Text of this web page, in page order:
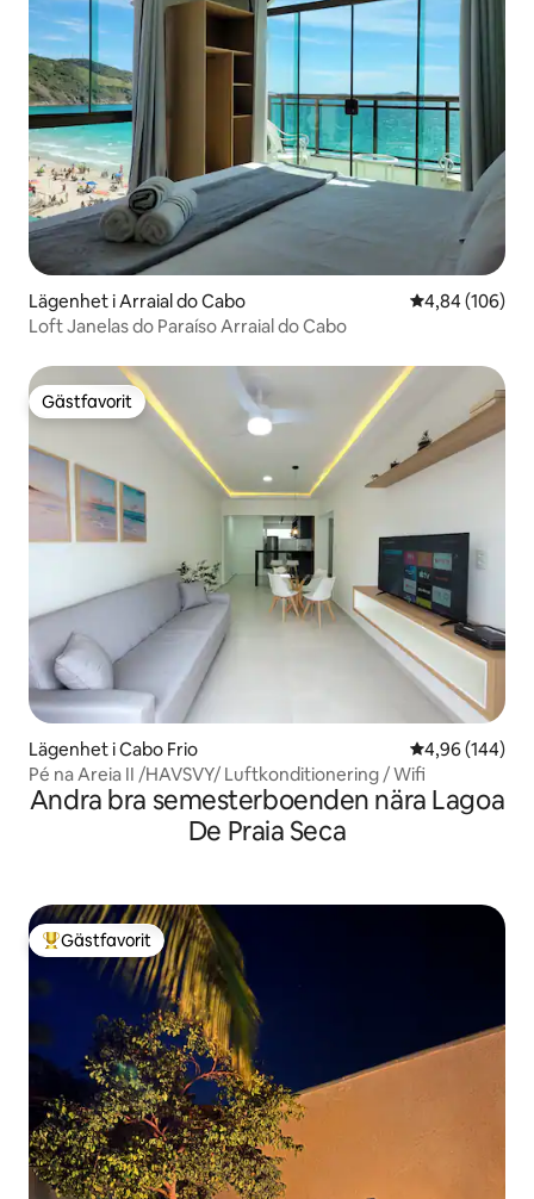
Lägenhet i Arraial do Cabo 4,84 av 5 i
4,84 (106)
Loft Janelas do Paraíso Arraial do Cabo
Gästfavorit
Gästfavorit
Lägenhet i Cabo Frio 4,96 av 5 i
4,96 (144)
Pé na Areia II /HAVSVY/ Luftkonditionering / Wifi
Andra bra semesterboenden nära Lagoa
De Praia Seca
Populär gästfavorit
Gästfavorit